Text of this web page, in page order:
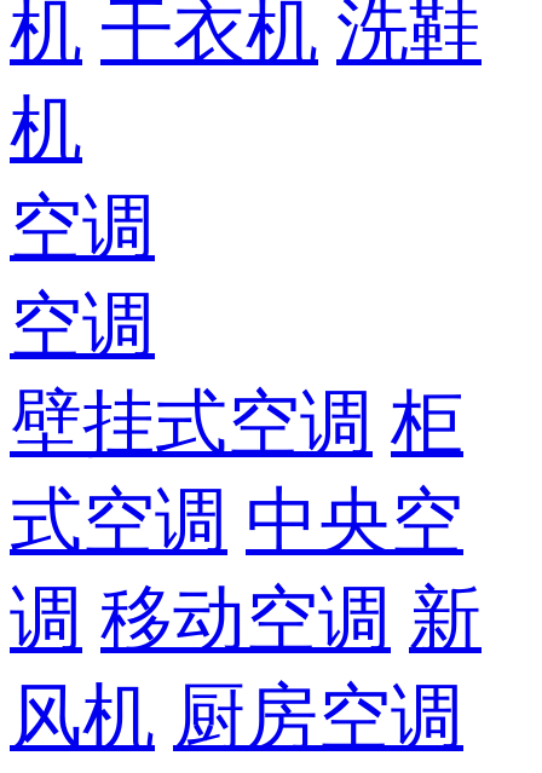
机 干衣机 洗鞋
机
空调
空调
壁挂式空调 柜
式空调 中央空
调 移动空调 新
风机 厨房空调